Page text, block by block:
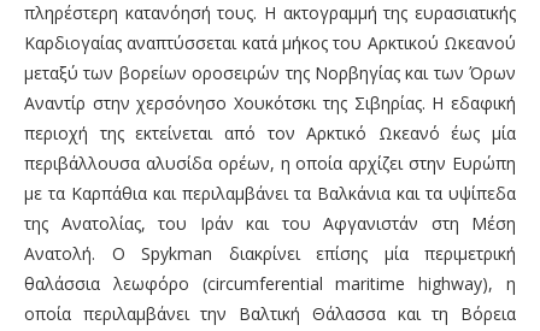
πληρέστερη κατανόησή τους. Η ακτογραμμή της ευρασιατικής
Καρδιογαίας αναπτύσσεται κατά μήκος του Αρκτικού Ωκεανού
μεταξύ των βορείων οροσειρών της Νορβηγίας και των Όρων
Αναντίρ στην χερσόνησο Χουκότσκι της Σιβηρίας. Η εδαφική
περιοχή της εκτείνεται από τον Αρκτικό Ωκεανό έως μία
περιβάλλουσα αλυσίδα ορέων, η οποία αρχίζει στην Ευρώπη
με τα Καρπάθια και περιλαμβάνει τα Βαλκάνια και τα υψίπεδα
της Ανατολίας, του Ιράν και του Αφγανιστάν στη Μέση
Ανατολή. Ο Spykman διακρίνει επίσης μία περιμετρική
θαλάσσια λεωφόρο (circumferential maritime highway), η
οποία περιλαμβάνει την Βαλτική Θάλασσα και τη Βόρεια